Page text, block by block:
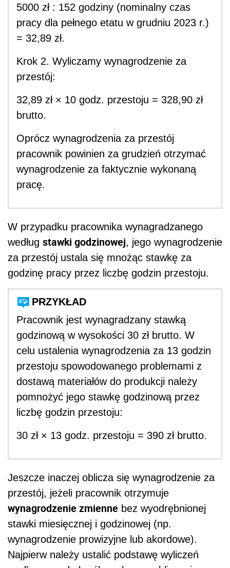
5000 zł : 152 godziny (nominalny czas
pracy dla pełnego etatu w grudniu 2023 r.)
= 32,89 zł.
Krok 2. Wyliczamy wynagrodzenie za
przestój:
32,89 zł × 10 godz. przestoju = 328,90 zł
brutto.
Oprócz wynagrodzenia za przestój
pracownik powinien za grudzień otrzymać
wynagrodzenie za faktycznie wykonaną
pracę.
W przypadku pracownika wynagradzanego
według stawki godzinowej, jego wynagrodzenie
za przestój ustala się mnożąc stawkę za
godzinę pracy przez liczbę godzin przestoju.
PRZYKŁAD
Pracownik jest wynagradzany stawką
godzinową w wysokości 30 zł brutto. W
celu ustalenia wynagrodzenia za 13 godzin
przestoju spowodowanego problemami z
dostawą materiałów do produkcji należy
pomnożyć jego stawkę godzinową przez
liczbę godzin przestoju:
30 zł × 13 godz. przestoju = 390 zł brutto.
Jeszcze inaczej oblicza się wynagrodzenie za
przestój, jeżeli pracownik otrzymuje
wynagrodzenie zmienne bez wyodrębnionej
stawki miesięcznej i godzinowej (np.
wynagrodzenie prowizyjne lub akordowe).
Najpierw należy ustalić podstawę wyliczeń